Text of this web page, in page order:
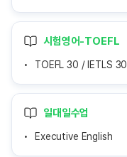
시험영어-TOEFL
TOEFL 30 / IETLS 30
일대일수업
Executive English